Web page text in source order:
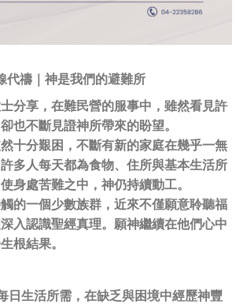
代禱｜神是我們的避難所
分享，在難民營的服事中，雖然看見許
也不斷見證神所帶來的盼望。
十分艱困，不斷有新的家庭在幾乎一無
多人每天都為食物、住所與基本生活所
身處苦難之中，神仍持續動工。
的一個少數族群，近來不僅願意聆聽福
入認識聖經真理。願神繼續在他們心中
根結果。
日生活所需，在缺乏與困境中經歷神豐